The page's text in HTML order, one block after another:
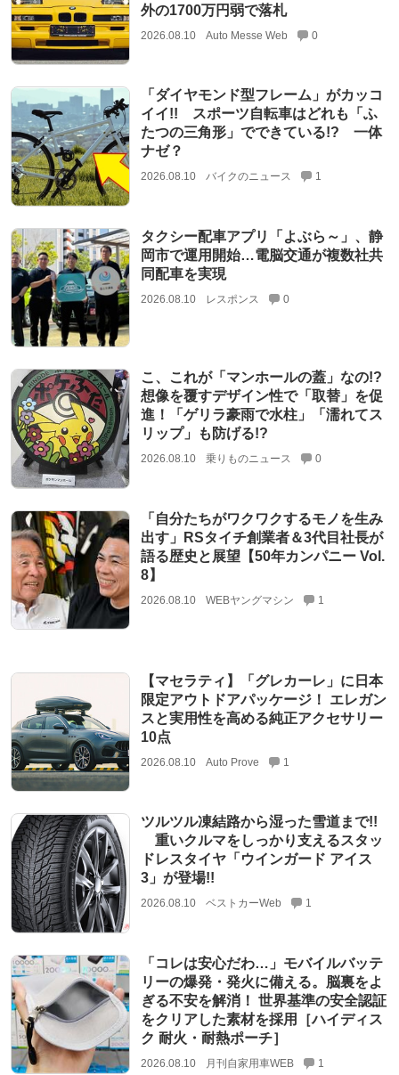
外の1700万円弱で落札
2026.08.10 Auto Messe Web 0
「ダイヤモンド型フレーム」がカッコ
イイ!! スポーツ自転車はどれも「ふ
たつの三角形」でできている!? 一体
ナゼ？
2026.08.10 バイクのニュース 1
タクシー配車アプリ「よぶら～」、静
岡市で運用開始…電脳交通が複数社共
同配車を実現
2026.08.10 レスポンス 0
こ、これが「マンホールの蓋」なの!?
想像を覆すデザイン性で「取替」を促
進！「ゲリラ豪雨で水柱」「濡れてス
リップ」も防げる!?
2026.08.10 乗りものニュース 0
「自分たちがワクワクするモノを生み
出す」RSタイチ創業者＆3代目社長が
語る歴史と展望【50年カンパニー Vol.
8】
2026.08.10 WEBヤングマシン 1
【マセラティ】「グレカーレ」に日本
限定アウトドアパッケージ！ エレガン
スと実用性を高める純正アクセサリー
10点
2026.08.10 Auto Prove 1
ツルツル凍結路から湿った雪道まで!!
重いクルマをしっかり支えるスタッ
ドレスタイヤ「ウインガード アイス
3」が登場!!
2026.08.10 ベストカーWeb 1
「コレは安心だわ…」モバイルバッテ
リーの爆発・発火に備える。脳裏をよ
ぎる不安を解消！ 世界基準の安全認証
をクリアした素材を採用［ハイディス
ク 耐火・耐熱ポーチ］
2026.08.10 月刊自家用車WEB 1